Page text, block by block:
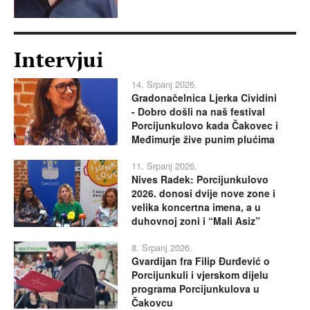
Intervjui
14. Srpanj 2026.
Gradonačelnica Ljerka Cividini
- Dobro došli na naš festival
Porcijunkulovo kada Čakovec i
Međimurje žive punim plućima
11. Srpanj 2026.
Nives Radek: Porcijunkulovo
2026. donosi dvije nove zone i
velika koncertna imena, a u
duhovnoj zoni i “Mali Asiz”
8. Srpanj 2026.
Gvardijan fra Filip Đurđević o
Porcijunkuli i vjerskom dijelu
programa Porcijunkulova u
Čakovcu